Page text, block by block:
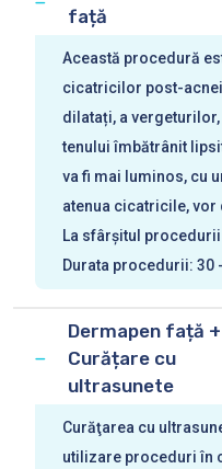
față
Această procedură
cicatricilor post-
dilatați, a
tenului îmbătrânit
va fi mai luminos, cu
atenua cicatricile,
La sfârșitul
Durata procedurii: 30
Dermapen față +
Curățare cu
ultrasunete
Curăţarea cu
utilizare proceduri în